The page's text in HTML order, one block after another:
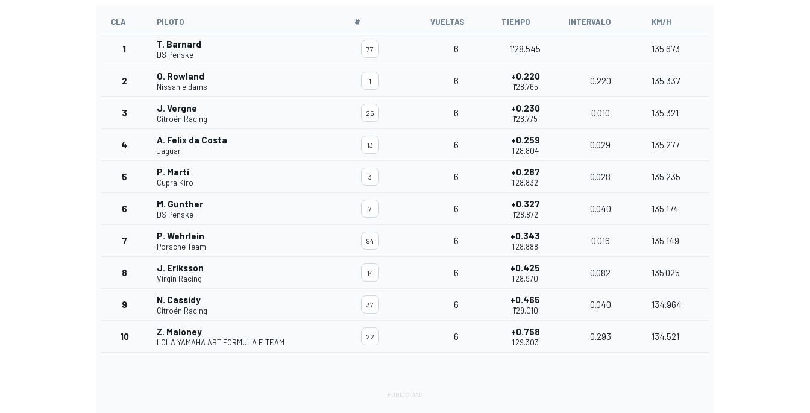
CLA PILOTO # VUELTAS TIEMPO INTERVALO KM/H
1 T. Barnard
DS Penske
77 6 1'28.545 135.673
2 O. Rowland
Nissan e.dams
1 6 +0.220
1'28.765
0.220 135.337
3 J. Vergne
Citroën Racing
25 6 +0.230
1'28.775
0.010 135.321
4 A. Felix da Costa
Jaguar
13 6 +0.259
1'28.804
0.029 135.277
5 P. Martí
Cupra Kiro
3 6 +0.287
1'28.832
0.028 135.235
6 M. Gunther
DS Penske
7 6 +0.327
1'28.872
0.040 135.174
7 P. Wehrlein
Porsche Team
94 6 +0.343
1'28.888
0.016 135.149
8 J. Eriksson
Virgin Racing
14 6 +0.425
1'28.970
0.082 135.025
9 N. Cassidy
Citroën Racing
37 6 +0.465
1'29.010
0.040 134.964
10 Z. Maloney
LOLA YAMAHA ABT FORMULA E TEAM
22 6 +0.758
1'29.303
0.293 134.521